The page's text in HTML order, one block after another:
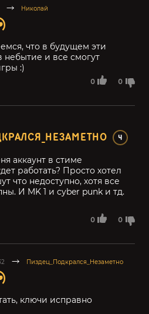
Николай
0 0
что в будущем эти
небытие и все смогут
:)
4
0 0
аккаунт в стиме
работать? Просто хотел
что недоступно, хотя все
И MK 1 и cyber punk и тд.
Пиздец_Подкрался_Незаметно
ключи исправно